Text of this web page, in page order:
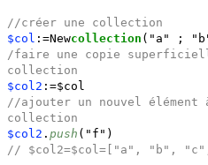
//créer une collection
$col :=Newcollection ("a" ;
/faire une copie
collection
$col2 :=$col
//ajouter un nouvel
collection
$col2 . push ("f")
// $col2=$col=["a", "b",